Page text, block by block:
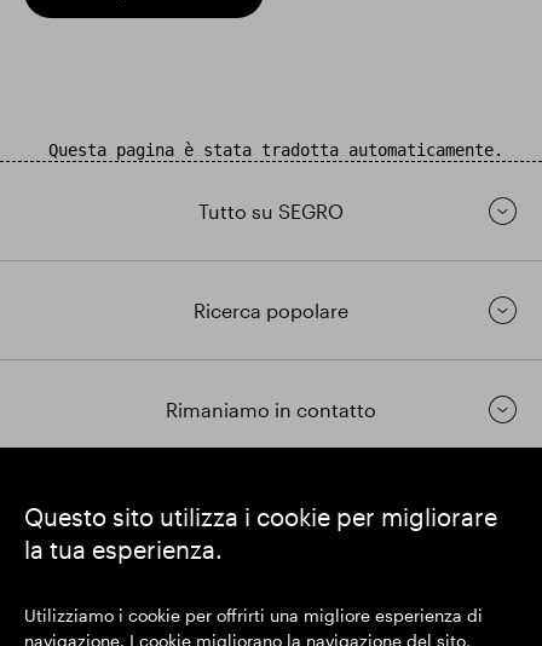
Questo sito utilizza i cookie per migliorare
la tua esperienza.
Utilizziamo i cookie per offrirti una migliore esperienza di
navigazione. I cookie migliorano la navigazione del sito,
Questa pagina è stata tradotta automaticamente.
Tutto su SEGRO
Ricerca popolare
Rimaniamo in contatto
https://www.linkedin.com/
https://www.youtube.com/
https://twitter.com/
SEGRO plc
Numero di registrazione nel Regno Unito 167591